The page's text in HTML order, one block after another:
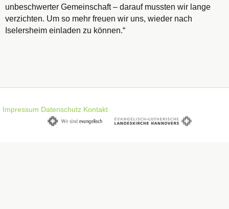
unbeschwerter Gemeinschaft – darauf mussten wir lange
verzichten. Um so mehr freuen wir uns, wieder nach
Iselersheim einladen zu können.“
Impressum Datenschutz Kontakt